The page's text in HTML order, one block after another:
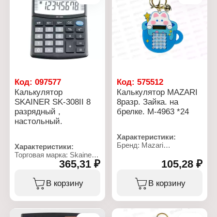
Тип питания: 1 батарейка
LR54 (LR1130/AG10),
солнечный элемент
Код: 097577
Калькулятор
SKAINER SK-308II 8
разрядный ,
настольный.
Характеристики:
Торговая марка: Skainer
Тип товара: Калькулятор
настольный
Модель: SK-308II
Цвет: черный
365,31 ₽
В корзину
Код:575512
Калькулятор MAZARI
8разр. Зайка. на
брелке. М-4963 *24
Характеристики:
Бренд: Mazari
Тип товара: Калькулятор
Вариация: брелок
Дизайн: "Зайка"
Цвет: 2 цвета в
Разрядность: 8 разрядов
Размер: 75х80 мм
105,28 ₽
В корзину